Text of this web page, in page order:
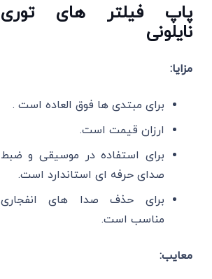
پاپ فیلتر های توری
نایلونی
مزایا:
برای مبتدی ها فوق العاده است .
ارزان قیمت است.
برای استفاده در موسیقی و ضبط
صدای حرفه ای استاندارد است.
برای حذف صدا های انفجاری
مناسب است.
معایب: